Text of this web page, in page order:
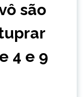
são
4 e 9